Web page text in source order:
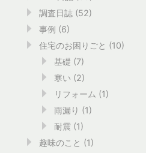
調査日誌 (52)
事例 (6)
住宅のお困りごと (10)
基礎 (7)
寒い (2)
リフォーム (1)
雨漏り (1)
耐震 (1)
趣味のこと (1)